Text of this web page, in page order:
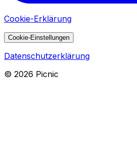
Cookie-Erklärung
Cookie-Einstellungen
Datenschutzerklärung
© 2026 Picnic